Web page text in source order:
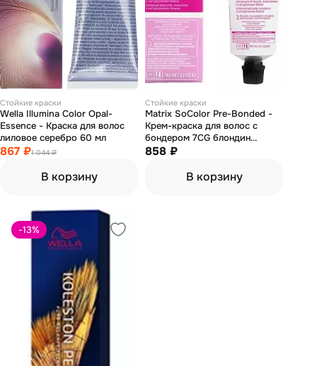
Стойкие краски
Wella Illumina Color Opal-
Essence - Краска для волос
лиловое серебро 60 мл
867 ₽1 044 ₽
В корзину
Стойкие краски
Matrix SoColor Pre-Bonded -
Крем-краска для волос с
бондером 7CG блондин
медно-золотистый 90 мл
858 ₽
В корзину
-13%